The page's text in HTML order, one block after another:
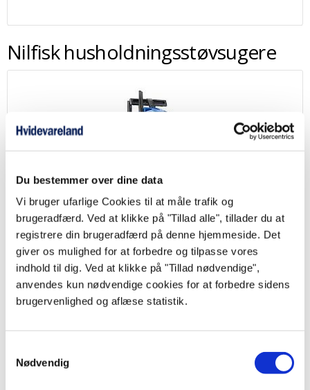
Du bestemmer over dine data
Vi bruger ufarlige Cookies til at måle trafik og
brugeradfærd. Ved at klikke på "Tillad alle", tillader du at
registrere din brugeradfærd på denne hjemmeside. Det
giver os mulighed for at forbedre og tilpasse vores
indhold til dig. Ved at klikke på "Tillad nødvendige",
anvendes kun nødvendige cookies for at forbedre sidens
brugervenlighed og aflæse statistik.
Nødvendig
Nilfisk husholdningsstøvsugere
Nilfisk Buddy II 18
Nilfisk Buddy II støvsuger med 18 liters beholder til vådt og tørt snavs
519,00kr.
Produktdatablad